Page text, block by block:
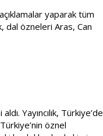
yaparak tüm
dal özneleri Aras, Can
Yayıncılık, Türkiye’de
öznel